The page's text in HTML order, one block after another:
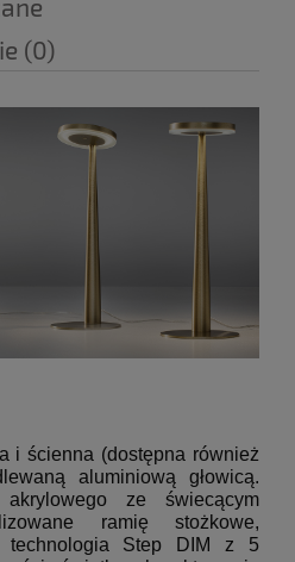
(0)
i ścienna (dostępna również
aluminiową głowicą.
ze świecącym
ramię stożkowe,
technologia Step DIM z 5